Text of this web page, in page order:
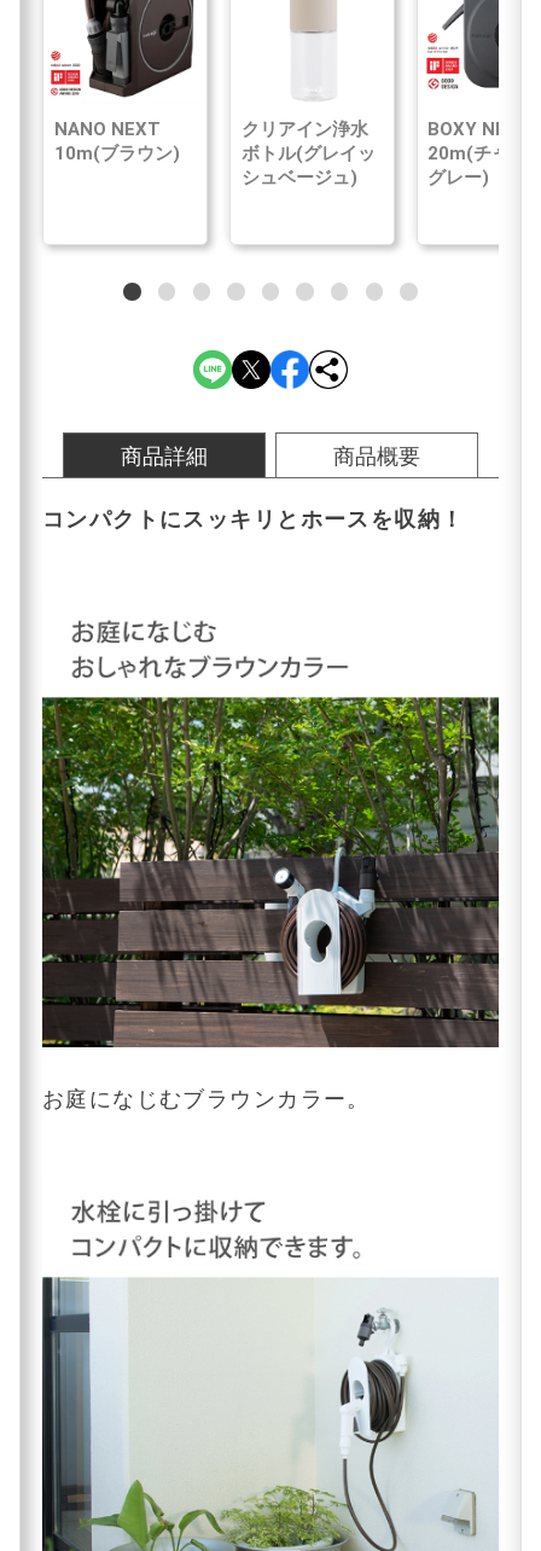
NANO NEXT
10m(ブラウン)
クリアイン浄水
ボトル(グレイッ
シュベージュ)
BOXY NEXT
20m(チャコ
グレー)
商品詳細 商品概要
コンパクトにスッキリとホースを収納！
お庭になじむブラウンカラー。